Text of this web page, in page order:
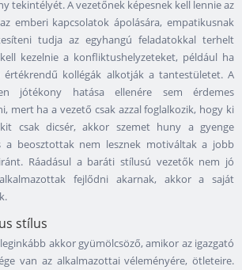
tekintélyét. A vezetőnek képesnek kell lennie az
emberi kapcsolatok ápolására, empatikusnak
tudja az egyhangú feladatokkal terhelt
kezelnie a konfliktushelyzeteket, például ha
értékrendű kollégák alkotják a tantestületet. A
jótékony hatása ellenére sem érdemes
mert ha a vezető csak azzal foglalkozik, hogy ki
csak dicsér, akkor szemet huny a gyenge
a beosztottak nem lesznek motiváltak a jobb
Ráadásul a baráti stílusú vezetők nem jó
fejlődni akarnak, akkor a saját
stílus
akkor gyümölcsöző, amikor az igazgató
van az alkalmazottai véleményére, ötleteire.